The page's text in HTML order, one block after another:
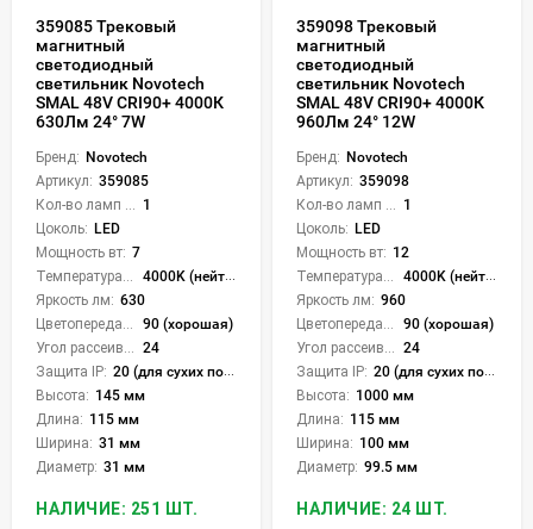
359085 Трековый
магнитный
светодиодный
светильник Novotech
SMAL 48V CRI90+ 4000К
630Лм 24° 7W
Бренд: Novotech
Артикул: 359085
1
Цоколь: LED
Мощность вт: 7
4000K (нейтральный)
Яркость лм: 630
90 (хорошая)
24
Защита IP: 20 (для сухих пом.)
Высота: 145 мм
Длина: 115 мм
Ширина: 31 мм
Диаметр: 31 мм
НАЛИЧИЕ: 251 ШТ.
359098 Трековый
магнитный
светодиодный
светильник Novotech
SMAL 48V CRI90+ 4000К
960Лм 24° 12W
Бренд: Novotech
Артикул: 359098
1
Цоколь: LED
Мощность вт: 12
4000K (нейтральный)
Яркость лм: 960
90 (хорошая)
24
Защита IP: 20 (для сухих пом.)
Высота: 1000 мм
Длина: 115 мм
Ширина: 100 мм
Диаметр: 99.5 мм
НАЛИЧИЕ: 24 ШТ.